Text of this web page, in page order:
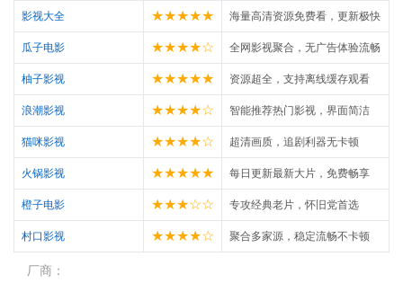
影视大全 ★★★★★ 海量高清资源免费看，更新极快
瓜子电影 ★★★★☆ 全网影视聚合，无广告体验流畅
柚子影视 ★★★★★ 资源超全，支持离线缓存观看
浪潮影视 ★★★★☆ 智能推荐热门影视，界面简洁
猫咪影视 ★★★★☆ 超清画质，追剧利器无卡顿
火锅影视 ★★★★★ 每日更新最新大片，免费畅享
橙子电影 ★★★☆☆ 专攻经典老片，怀旧党首选
村口影视 ★★★★☆ 聚合多家源，稳定流畅不卡顿
厂商：